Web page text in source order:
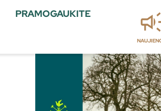
PRAMOGAUKITE